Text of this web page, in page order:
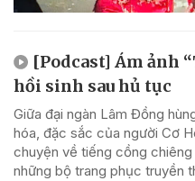
[Podcast] Ám ảnh
hồi sinh sau hủ tục
Giữa đại ngàn Lâm Đồng
hóa, đặc sắc của người Cơ
chuyện về tiếng cồng
những bộ trang phục truyền